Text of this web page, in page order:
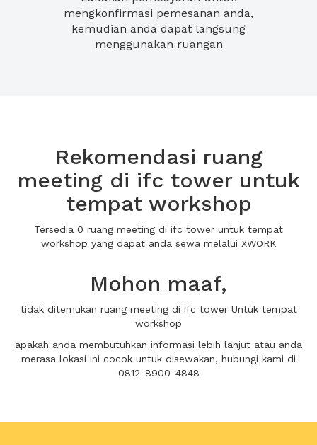
mengkonfirmasi pemesanan anda,
kemudian anda dapat langsung
menggunakan ruangan
Rekomendasi ruang
meeting di ifc tower untuk
tempat workshop
Tersedia 0 ruang meeting di ifc tower untuk tempat
workshop yang dapat anda sewa melalui XWORK
Mohon maaf,
tidak ditemukan ruang meeting di ifc tower Untuk tempat
workshop
apakah anda membutuhkan informasi lebih lanjut atau anda
merasa lokasi ini cocok untuk disewakan, hubungi kami di
0812-8900-4848